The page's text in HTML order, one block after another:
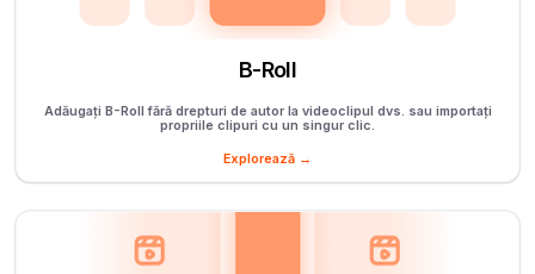
B-Roll
Adăugați B-Roll fără drepturi de autor la videoclipul dvs. sau importați
propriile clipuri cu un singur clic.
Explorează →